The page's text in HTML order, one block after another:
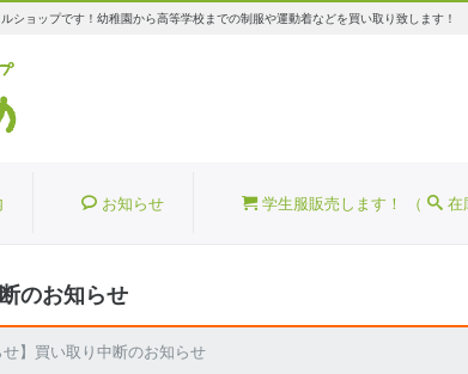
ショップです！幼稚園から高等学校までの制服や運動着などを買い取り致します！
お知らせ 学生服販売します！ （ 在
のお知らせ
せ】買い取り中断のお知らせ